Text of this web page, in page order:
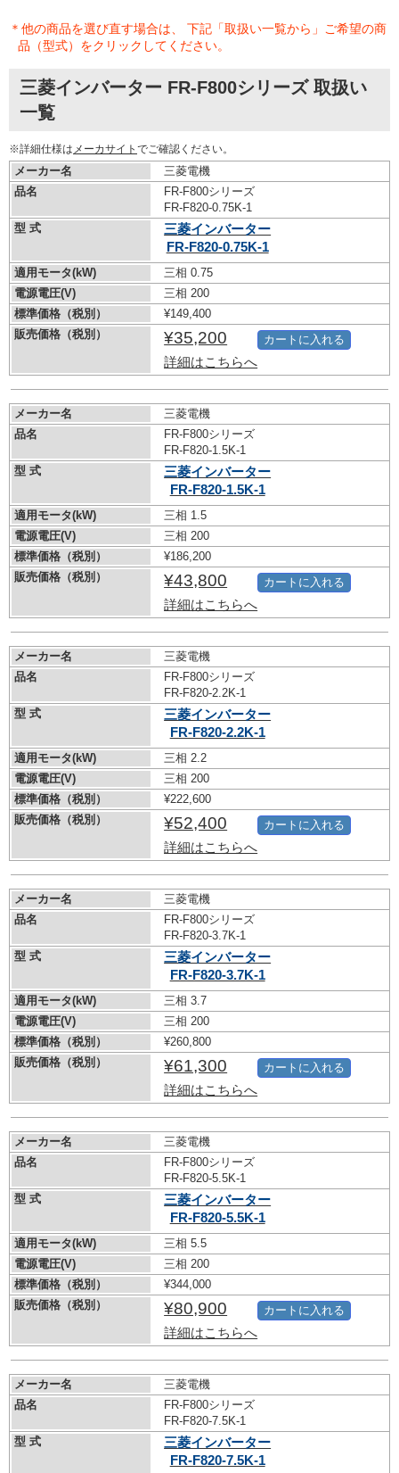
＊他の商品を選び直す場合は、 下記「取扱い一覧から」ご希望の商
品（型式）をクリックしてください。
三菱インバーター FR-F800シリーズ 取扱い
一覧
※詳細仕様は メーカサイト でご確認ください。
メーカー名
三菱電機
品名
FR-F800シリーズ
FR-F820-0.75K-1
型 式
三菱インバーター
FR-F820-0.75K-1
適用モータ(kW)
三相 0.75
電源電圧(V)
三相 200
標準価格（税別）
¥149,400
販売価格（税別）
¥35,200
詳細はこちらへ
カートに入れる
メーカー名
三菱電機
品名
FR-F800シリーズ
FR-F820-1.5K-1
型 式
三菱インバーター
FR-F820-1.5K-1
適用モータ(kW)
三相 1.5
電源電圧(V)
三相 200
標準価格（税別）
¥186,200
販売価格（税別）
¥43,800
詳細はこちらへ
カートに入れる
メーカー名
三菱電機
品名
FR-F800シリーズ
FR-F820-2.2K-1
型 式
三菱インバーター
FR-F820-2.2K-1
適用モータ(kW)
三相 2.2
電源電圧(V)
三相 200
標準価格（税別）
¥222,600
販売価格（税別）
¥52,400
詳細はこちらへ
カートに入れる
メーカー名
三菱電機
品名
FR-F800シリーズ
FR-F820-3.7K-1
型 式
三菱インバーター
FR-F820-3.7K-1
適用モータ(kW)
三相 3.7
電源電圧(V)
三相 200
標準価格（税別）
¥260,800
販売価格（税別）
¥61,300
詳細はこちらへ
カートに入れる
メーカー名
三菱電機
品名
FR-F800シリーズ
FR-F820-5.5K-1
型 式
三菱インバーター
FR-F820-5.5K-1
適用モータ(kW)
三相 5.5
電源電圧(V)
三相 200
標準価格（税別）
¥344,000
販売価格（税別）
¥80,900
詳細はこちらへ
カートに入れる
メーカー名
三菱電機
品名
FR-F800シリーズ
FR-F820-7.5K-1
型 式
三菱インバーター
FR-F820-7.5K-1